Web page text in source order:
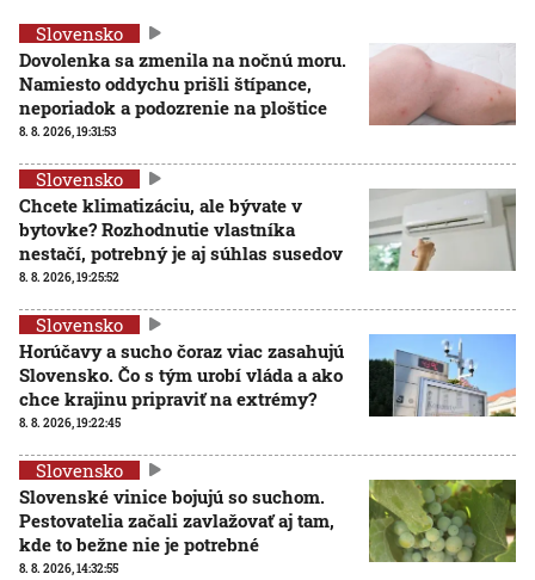
Slovensko
Dovolenka sa zmenila na nočnú moru.
Namiesto oddychu prišli štípance,
neporiadok a podozrenie na ploštice
8. 8. 2026, 19:31:53
Slovensko
Chcete klimatizáciu, ale bývate v
bytovke? Rozhodnutie vlastníka
nestačí, potrebný je aj súhlas susedov
8. 8. 2026, 19:25:52
Slovensko
Horúčavy a sucho čoraz viac zasahujú
Slovensko. Čo s tým urobí vláda a ako
chce krajinu pripraviť na extrémy?
8. 8. 2026, 19:22:45
Slovensko
Slovenské vinice bojujú so suchom.
Pestovatelia začali zavlažovať aj tam,
kde to bežne nie je potrebné
8. 8. 2026, 14:32:55